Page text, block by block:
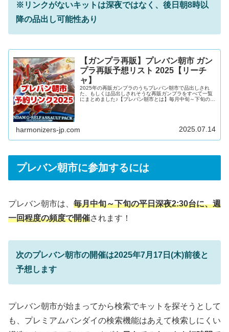
※リンクがないキットは深夜ではなく、後日朝8時以
降の品出し可能性あり
【ガンプラ再販】プレバン朝市 ガン
プラ再販予想リスト 2025【リーチ
ャ】
2025年の再販ガンプラのうちプレバン朝市で品出しされ
た、もしくは品出しされそうな再販ガンプラをすべて一覧
にまとめました♪【プレバン朝市とは】毎月中旬～下旬の深
す。安眠重視の方は、スマートフォンの時間指定の自動通
知OFF機能をご設定ください。【朝市】プレバン朝市 再販
ガンプ...
harmonizers-jp.com 2025.07.14
プレバン朝市に参加するには
プレバン朝市は、 毎月中旬～下旬の平日深夜2:30台に、週
一回程度の頻度で開催されます！
次のプレバン朝市の開催は2025年7月17日(木)前後と
予想します
プレバン朝市が始まってから検索でキットを探そうとして
も、プレミアムバンダイの検索機能はあえて検索しにくい